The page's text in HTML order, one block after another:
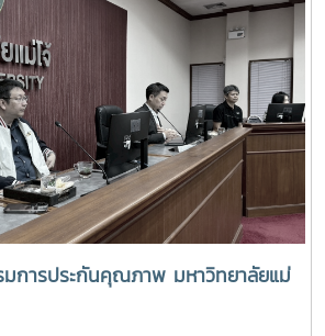
รที่เป็นเลิศ (EdPEx) อันเป็นแนวทาง
ณภาพการบริหารจัดการองค์กรสู่
รับเกียรติจาก ผู้ช่วยศาสตราจารย์ ดร.สุ
วจประเมินรางวัลคุณภาพแห่งชาติ (TQA
กรถ่ายทอดองค์ความรู้และแลกเปลี่ยน
วมอบรม ซึ่งนับเป็นอีกหนึ่งกิจกรรมสำคัญ
คลากร และสนับสนุนการขับเคลื่อน
อย่างยั่งยืนต่อไป # SIPOC Model #
คุณภาพ
การประกันคุณภาพ มหาวิทยาลัยแม่